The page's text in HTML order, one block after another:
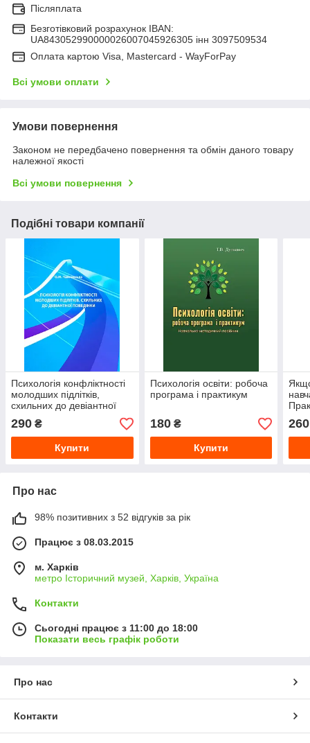
Післяплата
Безготівковий розрахунок IBAN:
UA843052990000026007045926305 інн 3097509534
Оплата картою Visa, Mastercard - WayForPay
Всі умови оплати
Умови повернення
Законом не передбачено повернення та обмін даного товару
належної якості
Всі умови повернення
Подібні товари компанії
Психологія конфліктності
молодших підлітків,
схильних до девіантної
поведінки
290 ₴
Купити
Психологія освіти: робоча
програма і практикум
180₴
Купити
260
Про нас
98% позитивних з 52 відгуків за рік
Працює з 08.03.2015
м. Харків
метро Історичний музей, Харків, Україна
Контакти
Сьогодні працює з 11:00 до 18:00
Показати весь графік роботи
Про нас
Контакти